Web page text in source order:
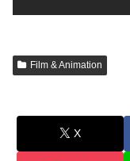
Film & Animation
X